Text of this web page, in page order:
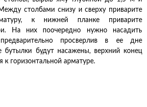
столбами снизу и сверху приварите
к нижней планке приварите
На них поочередно нужно насадить
просверлив в ее дне
бутылки будут насажены, верхний конец
к горизонтальной арматуре.